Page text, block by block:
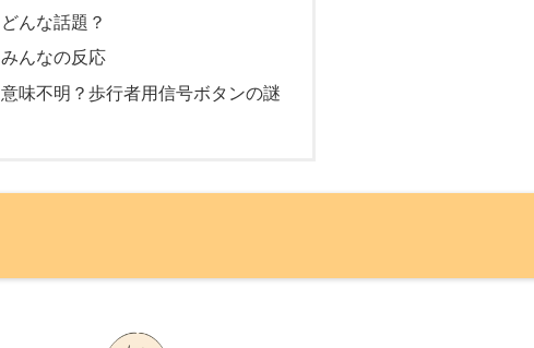
どんな話題？
みんなの反応
意味不明？歩行者用信号ボタンの謎